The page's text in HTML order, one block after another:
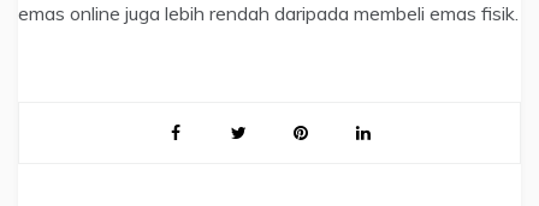
emas online juga lebih rendah daripada membeli emas fisik.